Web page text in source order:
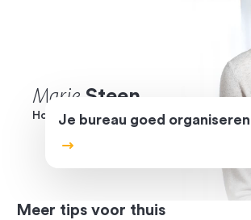
Marie Steen
Home organizer voor Camber
Je bureau goed organiseren
Meer tips voor thuis